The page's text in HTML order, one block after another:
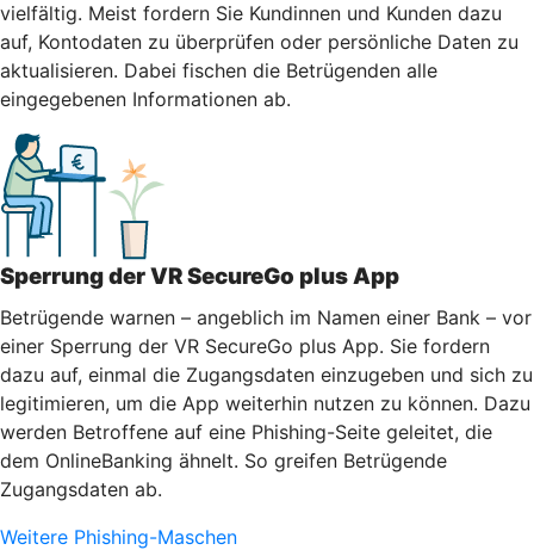
vielfältig. Meist fordern Sie Kundinnen und Kunden dazu
auf, Kontodaten zu überprüfen oder persönliche Daten zu
aktualisieren. Dabei fischen die Betrügenden alle
eingegebenen Informationen ab.
Sperrung der VR SecureGo plus App
Betrügende warnen – angeblich im Namen einer Bank – vor
einer Sperrung der VR SecureGo plus App. Sie fordern
dazu auf, einmal die Zugangsdaten einzugeben und sich zu
legitimieren, um die App weiterhin nutzen zu können. Dazu
werden Betroffene auf eine Phishing-Seite geleitet, die
dem OnlineBanking ähnelt. So greifen Betrügende
Zugangsdaten ab.
Weitere Phishing-Maschen